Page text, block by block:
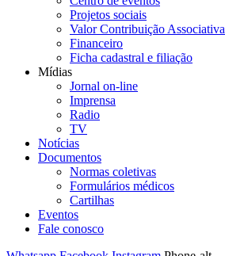
Projetos sociais
Valor Contribuição Associativa
Financeiro
Ficha cadastral e filiação
Mídias
Jornal on-line
Imprensa
Radio
TV
Notícias
Documentos
Normas coletivas
Formulários médicos
Cartilhas
Eventos
Fale conosco